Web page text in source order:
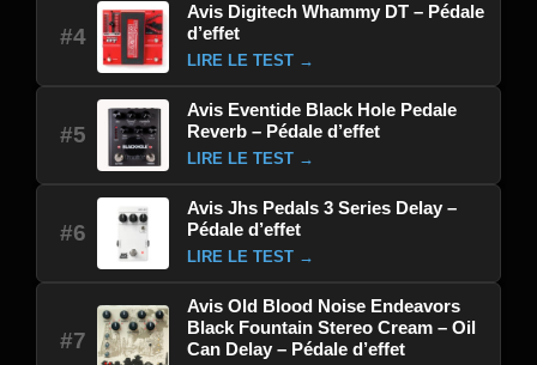
#4
Avis Digitech Whammy DT – Pédale
d’effet
LIRE LE TEST →
#5
Avis Eventide Black Hole Pedale
Reverb – Pédale d’effet
LIRE LE TEST →
#6
Avis Jhs Pedals 3 Series Delay –
Pédale d’effet
LIRE LE TEST →
#7
Avis Old Blood Noise Endeavors
Black Fountain Stereo Cream – Oil
Can Delay – Pédale d’effet